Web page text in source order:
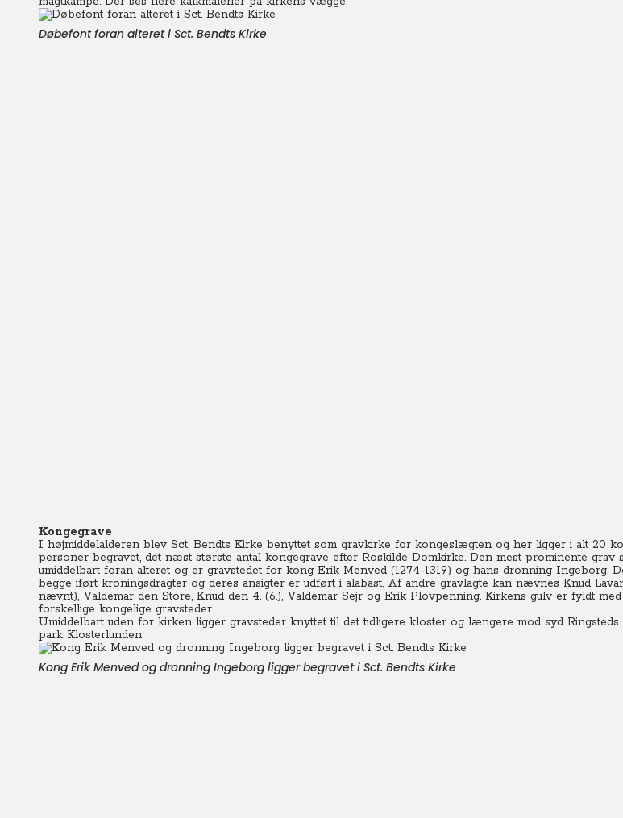
Døbefont foran alteret i Sct. Bendts Kirke
Kongegrave
I højmiddelalderen blev Sct. Bendts Kirke benyttet som gravkirke for kongeslægten og her ligger i alt 20
personer begravet, det næst største antal kongegrave efter Roskilde Domkirke. Den mest prominente grav
umiddelbart foran alteret og er gravstedet for kong Erik Menved (1274-1319) og hans dronning Ingeborg.
begge iført kroningsdragter og deres ansigter er udført i alabast. Af andre gravlagte kan nævnes Knud
nævnt), Valdemar den Store, Knud den 4. (6.), Valdemar Sejr og Erik Plovpenning. Kirkens gulv er fyldt
forskellige kongelige gravsteder.
Umiddelbart uden for kirken ligger gravsteder knyttet til det tidligere kloster og længere mod syd Ringsteds
park Klosterlunden.
Kong Erik Menved og dronning Ingeborg ligger begravet i Sct. Bendts Kirke